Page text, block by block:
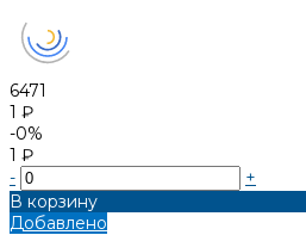
6471
1 ₽
-0%
1 ₽
-
+
В корзину
Добавлено